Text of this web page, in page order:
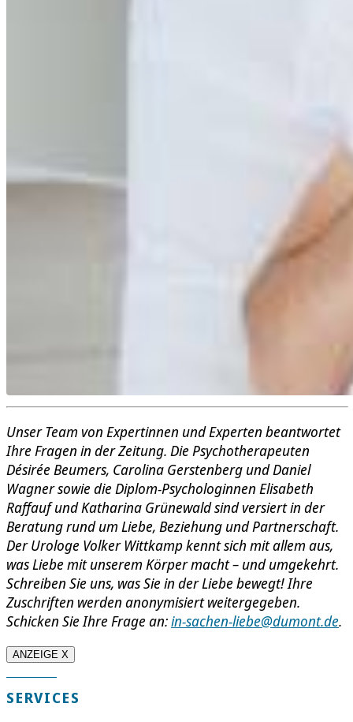
Unser Team von Expertinnen und Experten beantwortet
Ihre Fragen in der Zeitung. Die Psychotherapeuten
Désirée Beumers, Carolina Gerstenberg und Daniel
Wagner sowie die Diplom-Psychologinnen Elisabeth
Raffauf und Katharina Grünewald sind versiert in der
Beratung rund um Liebe, Beziehung und Partnerschaft.
Der Urologe Volker Wittkamp kennt sich mit allem aus,
was Liebe mit unserem Körper macht – und umgekehrt.
Schreiben Sie uns, was Sie in der Liebe bewegt! Ihre
Zuschriften werden anonymisiert weitergegeben.
Schicken Sie Ihre Frage an:in-sachen-liebe@dumont.de.
ANZEIGE X
SERVICES